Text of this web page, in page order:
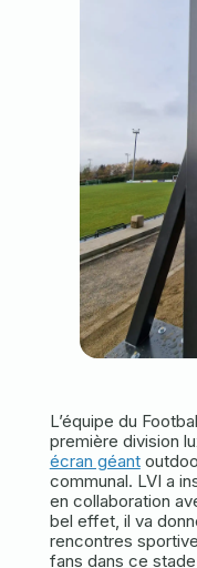
L’équipe du
première division
écran géant
communal. LVI a
en collaboration
bel effet, il va
rencontres
fans dans ce